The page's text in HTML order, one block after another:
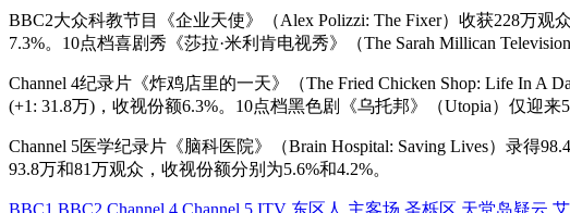
BBC2大众科教节目《企业天使》（Alex Polizzi: The Fixer）收获228万观
7.3%。10点档喜剧秀《莎拉·米利肯电视秀》（The Sarah Millican
Channel 4纪录片《炸鸡店里的一天》（The Fried Chicken Shop: Life In A
(+1: 31.8万)，收视份额6.3%。10点档黑色剧《乌托邦》（Utopia）仅迎
Channel 5医学纪录片《脑科医院》（Brain Hospital: Saving Lives）录得
93.8万和81万观众，收视份额分别为5.6%和4.2%。
BBC1 BBC2 Channel 4 Channel 5 ITV 东区人 主客场 圣栎区 天堂岛疑云